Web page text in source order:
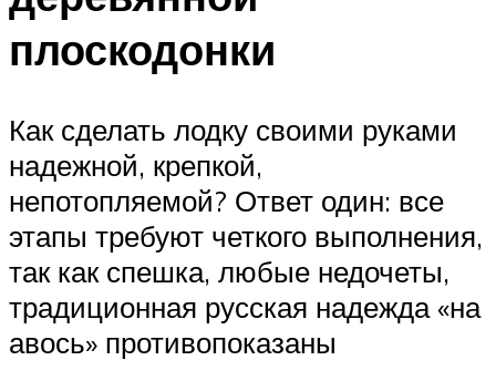
плоскодонки
Как сделать лодку своими руками
надежной, крепкой,
непотопляемой? Ответ один: все
этапы требуют четкого выполнения,
так как спешка, любые недочеты,
традиционная русская надежда «на
авось» противопоказаны